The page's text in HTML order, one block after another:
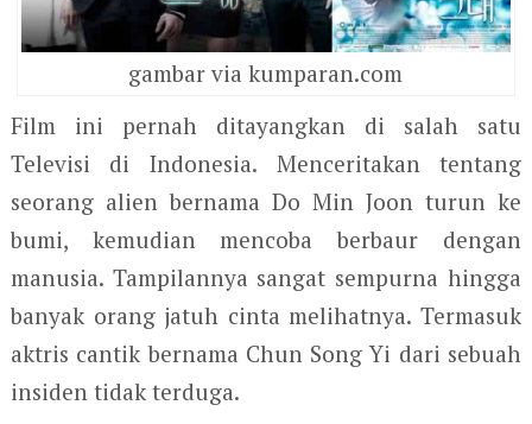
gambar via kumparan.com
Film ini pernah ditayangkan di salah satu
Televisi di Indonesia. Menceritakan tentang
seorang alien bernama Do Min Joon turun ke
bumi, kemudian mencoba berbaur dengan
manusia. Tampilannya sangat sempurna hingga
banyak orang jatuh cinta melihatnya. Termasuk
aktris cantik bernama Chun Song Yi dari sebuah
insiden tidak terduga.